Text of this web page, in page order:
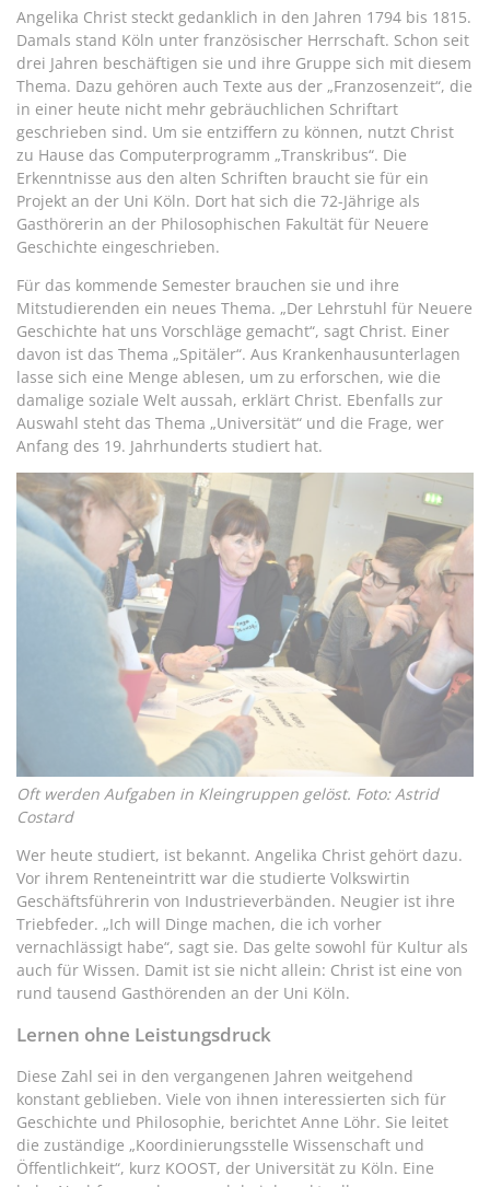
Angelika Christ steckt gedanklich in den Jahren 1794 bis 1815.
Damals stand Köln unter französischer Herrschaft. Schon seit
drei Jahren beschäftigen sie und ihre Gruppe sich mit diesem
Thema. Dazu gehören auch Texte aus der „Franzosenzeit“, die
in einer heute nicht mehr gebräuchlichen Schriftart
geschrieben sind. Um sie entziffern zu können, nutzt Christ
zu Hause das Computerprogramm „Transkribus“. Die
Erkenntnisse aus den alten Schriften braucht sie für ein
Projekt an der Uni Köln. Dort hat sich die 72-Jährige als
Gasthörerin an der Philosophischen Fakultät für Neuere
Geschichte eingeschrieben.
Für das kommende Semester brauchen sie und ihre
Mitstudierenden ein neues Thema. „Der Lehrstuhl für Neuere
Geschichte hat uns Vorschläge gemacht“, sagt Christ. Einer
davon ist das Thema „Spitäler“. Aus Krankenhausunterlagen
lasse sich eine Menge ablesen, um zu erforschen, wie die
damalige soziale Welt aussah, erklärt Christ. Ebenfalls zur
Auswahl steht das Thema „Universität“ und die Frage, wer
Anfang des 19. Jahrhunderts studiert hat.
Oft werden Aufgaben in Kleingruppen gelöst. Foto: Astrid
Costard
Wer heute studiert, ist bekannt. Angelika Christ gehört dazu.
Vor ihrem Renteneintritt war die studierte Volkswirtin
Geschäftsführerin von Industrieverbänden. Neugier ist ihre
Triebfeder. „Ich will Dinge machen, die ich vorher
vernachlässigt habe“, sagt sie. Das gelte sowohl für Kultur als
auch für Wissen. Damit ist sie nicht allein: Christ ist eine von
rund tausend Gasthörenden an der Uni Köln.
Lernen ohne Leistungsdruck
Diese Zahl sei in den vergangenen Jahren weitgehend
konstant geblieben. Viele von ihnen interessierten sich für
Geschichte und Philosophie, berichtet Anne Löhr. Sie leitet
die zuständige „Koordinierungsstelle Wissenschaft und
Öffentlichkeit“, kurz KOOST, der Universität zu Köln. Eine